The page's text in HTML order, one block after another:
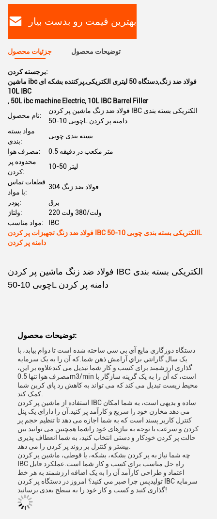
بهترین قیمت رو بدست بیار
جزئیات محصول توضیحات محصول
برجسته کردن:
ماشین ibc فولاد ضد زنگ,دستگاه 50 لیتری الکتریکی,پرکننده بشکه ای
10L IBC
, 50L ibc machine Electric, 10L IBC Barrel Filler
نام محصول:
فولاد ضد زنگ ماشین پر کردن IBC الکتریکی بسته بندی
چوبی 10-50L دامنه پر کردن
مواد بسته
بندی:
بسته بندی چوبی
مصرف هوا:
0.5 متر مکعب در دقیقه
محدوده پر
کردن:
10-50 لیتر
قطعات تماس
با مواد:
304 فولاد ضد زنگ
پودر:
برق
ولتاژ:
220 ولت/380 ولت
مواد مناسب:
IBC
فولاد ضد زنگ تجهیزات پر کردن IBC الکتریکی بسته بندی چوبی 10-50L
دامنه پر کردن
فولاد ضد زنگ ماشین پر کردن IBC الکتریکی بسته بندی
چوبی 10-50L دامنه پر کردن
توضیحات محصول:
دستگاه دوزگاري مايع آي بي سي ساخته شده است تا دوام بيابد، با
يک سال گارانتي براي آرامش ذهن شما.که آن را به یک سرمایه
گذاری ارزشمند برای کسب و کار شما تبدیل می کندعلاوه بر این،
مصرف هوا تنها 0.5m3/min است، که آن را به یک گزینه سازگار با
محیط زیست تبدیل می کند که می تواند به کاهش رد پای کربن شما
استفاده از ماشین پر کردن IBC ساده و بدیهی است، به شما امکان
می دهد مخازن خود را سریع و کارآمد پر کنید.آن را دارای یک پنل
کنترل کاربر پسند است که به شما اجازه می دهد تا تنظیم حجم پر
کردن و سرعت با توجه به نیازهای خود راشما همچنین می توانید بین
حالت پر کردن خودکار و دستی انتخاب کنید، به شما انعطاف پذیری
چه شما نیاز به پر کردن بشکه، بشکه، یا قوطی، ماشین پر کردن
IBC راه حل مناسب برای کسب و کار شما است.عملکرد قابل
اعتماد و طراحی کارآمد آن را به یک اضافه ارزشمند به هر خط
تولیدپس چرا صبر مي کنيد؟ امروز در دستگاه پر کردن IBC سرمایه
گذاری کنید و کسب و کار خود را به سطح بعدی برسانید!